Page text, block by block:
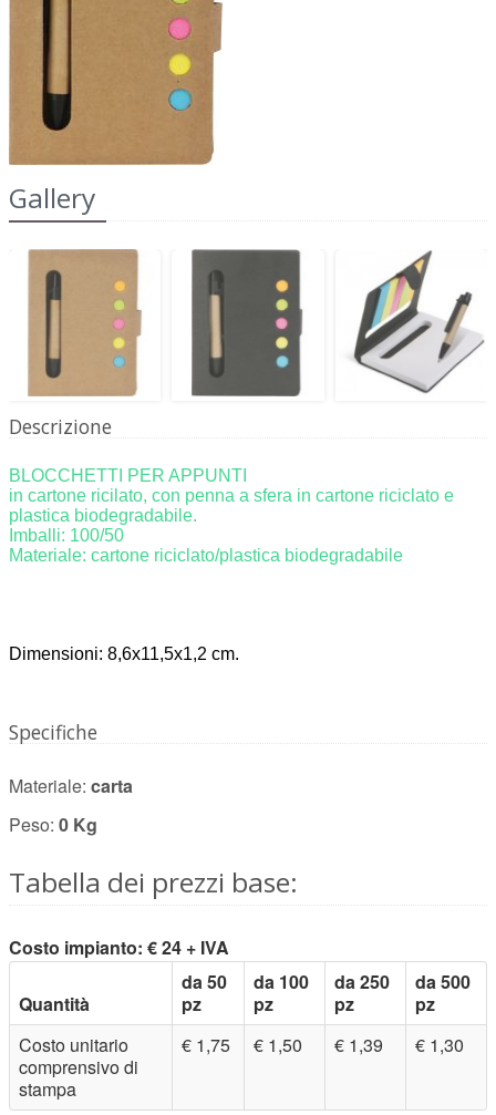
Obblighi informativi per le erogazioni
pubbliche: gli aiuti di Stato e gli aiuti de
minimis ricevuti dalla nostra impresa sono
contenuti nel Registro nazionale degli aiuti di
rinvia e consultabili al seguente link:
Gallery
Descrizione
BLOCCHETTI PER APPUNTI
in cartone ricilato, con penna a sfera in cartone riciclato e
plastica biodegradabile.
Imballi: 100/50
Materiale: cartone riciclato/plastica biodegradabile
Dimensioni: 8,6x11,5x1,2 cm.
Specifiche
Materiale: carta
Peso: 0 Kg
Tabella dei prezzi base:
Costo impianto: € 24 + IVA
Quantità
da 50
pz
da 100
pz
da 250
pz
da 500
pz
Costo unitario
comprensivo di
stampa
€ 1,75 € 1,50 € 1,39 € 1,30